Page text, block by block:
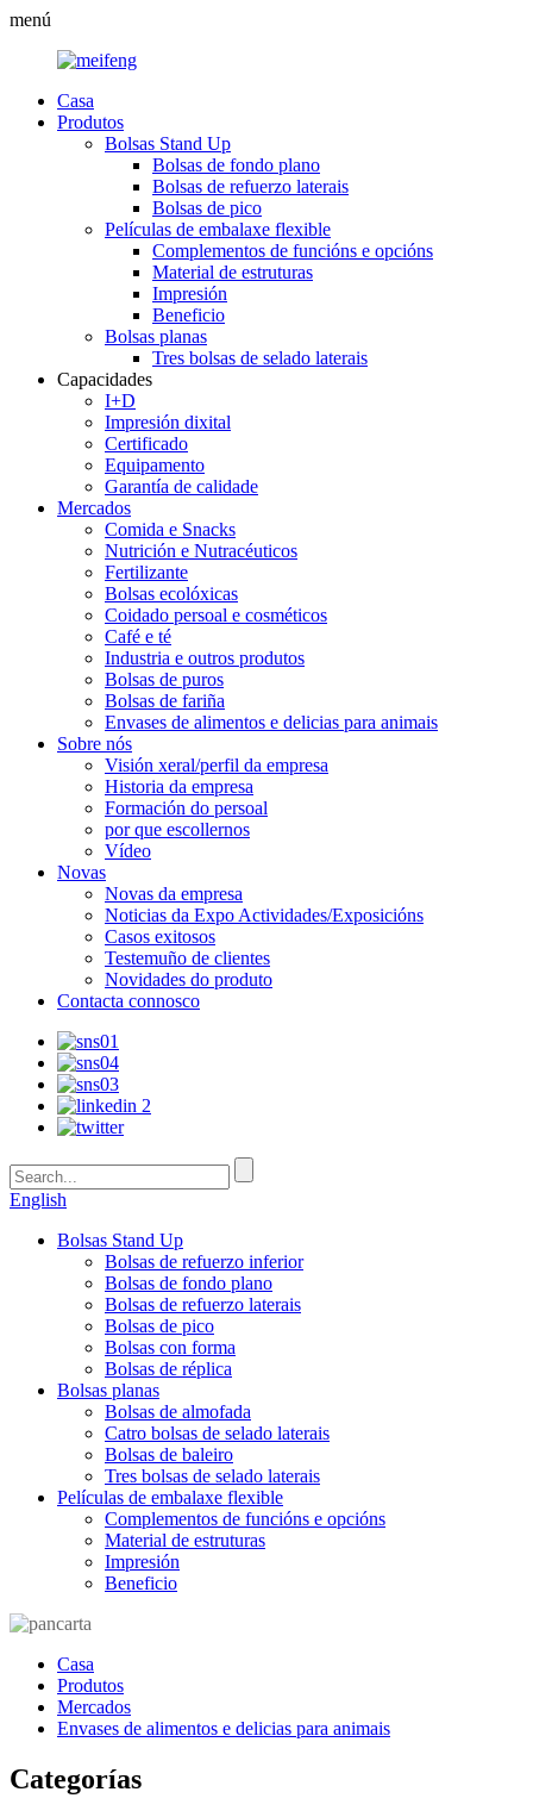
menú
Casa
Produtos
Bolsas Stand Up
Bolsas de fondo plano
Bolsas de refuerzo laterais
Bolsas de pico
Películas de embalaxe flexible
Complementos de funcións e opcións
Material de estruturas
Impresión
Beneficio
Bolsas planas
Tres bolsas de selado laterais
Capacidades
I+D
Impresión dixital
Certificado
Equipamento
Garantía de calidade
Mercados
Comida e Snacks
Nutrición e Nutracéuticos
Fertilizante
Bolsas ecolóxicas
Coidado persoal e cosméticos
Café e té
Industria e outros produtos
Bolsas de puros
Bolsas de fariña
Envases de alimentos e delicias para animais
Sobre nós
Visión xeral/perfil da empresa
Historia da empresa
Formación do persoal
por que escollernos
Vídeo
Novas
Novas da empresa
Noticias da Expo Actividades/Exposicións
Casos exitosos
Testemuño de clientes
Novidades do produto
Contacta connosco
English
Bolsas Stand Up
Bolsas de refuerzo inferior
Bolsas de fondo plano
Bolsas de refuerzo laterais
Bolsas de pico
Bolsas con forma
Bolsas de réplica
Bolsas planas
Bolsas de almofada
Catro bolsas de selado laterais
Bolsas de baleiro
Tres bolsas de selado laterais
Películas de embalaxe flexible
Complementos de funcións e opcións
Material de estruturas
Impresión
Beneficio
Casa
Produtos
Mercados
Envases de alimentos e delicias para animais
Categorías